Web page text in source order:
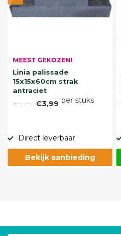
MEEST GEKOZEN!
Linia palissade
15x15x60cm strak
antraciet
€5,75 €3,99 per stuks
Direct leverbaar
Bekijk aanbieding